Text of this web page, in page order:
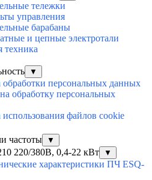
тележки
управления
барабаны
и цепные электротали
техника
▼
персональных данных
обработку персональных
файлов cookie
частоты ▼
220/380В, 0,4-22 кВт ▼
характеристики ПЧ ESQ-